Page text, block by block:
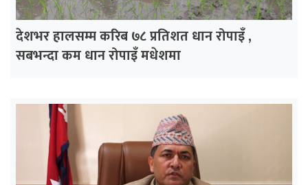
देशभर हालसम्म करिब ७८ प्रतिशत धान रोपाइँ ,
सबभन्दा कम धान रोपाइँ मधेशमा